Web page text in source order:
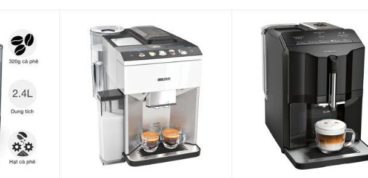
với màn hình iSelect Display
sử dụng màn hình cảm ứng iSelect Display kích thước lớn, giúp người dùng chọn
& Slide hỗ trợ điều hướng nhanh, phù hợp với người dùng muốn trải nghiệm máy
trọng và giao diện hiển thị rõ ràng giúp máy dễ đặt trong bếp gia đình, căn hộ
giản, đây là một mẫu
máy pha cafe gia đình phù hợp cho nhiều thành viên có